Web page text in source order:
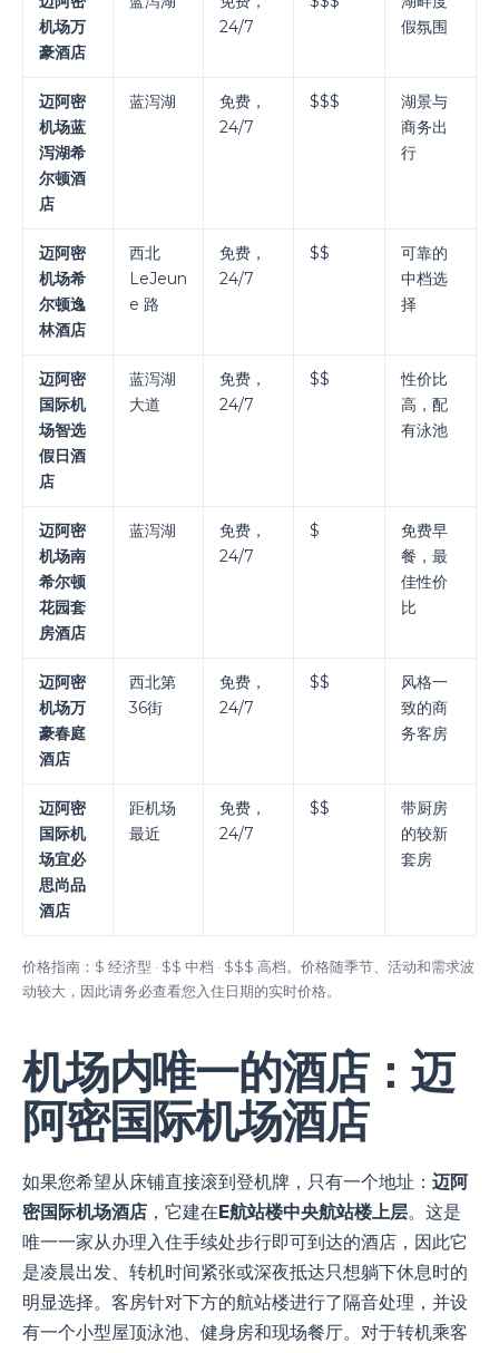
机场万
豪酒店
24/7
假氛围
迈阿密
机场蓝
泻湖希
尔顿酒
店
蓝泻湖
免费，
24/7
$$$
湖景与
商务出
行
迈阿密
机场希
尔顿逸
林酒店
西北
LeJeun
e 路
免费，
24/7
$$
可靠的
中档选
择
迈阿密
国际机
场智选
假日酒
店
蓝泻湖
大道
免费，
24/7
$$
性价比
高，配
有泳池
迈阿密
机场南
希尔顿
花园套
房酒店
蓝泻湖
免费，
24/7
$
免费早
餐，最
佳性价
比
迈阿密
机场万
豪春庭
酒店
西北第
36街
免费，
24/7
$$
风格一
致的商
务客房
迈阿密
国际机
场宜必
思尚品
酒店
距机场
最近
免费，
24/7
$$
带厨房
的较新
套房
价格指南：$ 经济型 · $$ 中档 · $$$ 高档。价格随季节、活动和需求波
动较大，因此请务必查看您入住日期的实时价格。
机场内唯一的酒店：迈
阿密国际机场酒店
如果您希望从床铺直接滚到登机牌，只有一个地址： 迈阿
密国际机场酒店 ，它建在 E航站楼中央航站楼上层。这是
唯一一家从办理入住手续处步行即可到达的酒店，因此它
是凌晨出发、转机时间紧张或深夜抵达只想躺下休息时的
明显选择。客房针对下方的航站楼进行了隔音处理，并设
有一个小型屋顶泳池、健身房和现场餐厅。对于转机乘客